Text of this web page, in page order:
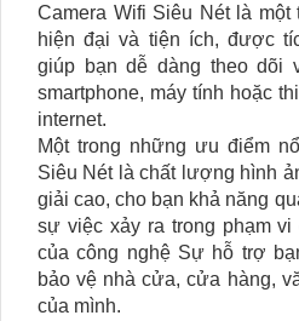
Camera Wifi Siêu Nét là một
hiện đại và tiện ích, được
giúp bạn dễ dàng theo dõi
smartphone, máy tính hoặc
internet.
Một trong những ưu điểm
Siêu Nét là chất lượng hình
giải cao, cho bạn khả năng
sự việc xảy ra trong phạm
của công nghệ Sự hỗ trợ
bảo vệ nhà cửa, cửa hàng,
của mình.